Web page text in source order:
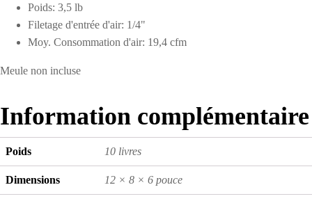
Poids: 3,5 lb
Filetage d'entrée d'air: 1/4"
Moy. Consommation d'air: 19,4 cfm
Meule non incluse
Information complémentaire
Poids 10 livres
Dimensions 12 × 8 × 6 pouce